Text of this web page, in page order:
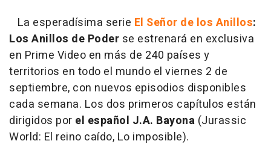
La esperadísima serie El Señor de los Anillos:
Los Anillos de Poder se estrenará en exclusiva
en Prime Video en más de 240 países y
territorios en todo el mundo el viernes 2 de
septiembre, con nuevos episodios disponibles
cada semana. Los dos primeros capítulos están
dirigidos por el español J.A. Bayona (Jurassic
World: El reino caído, Lo imposible).